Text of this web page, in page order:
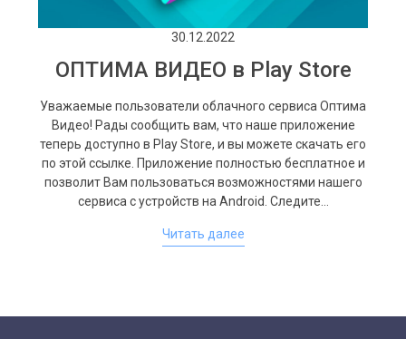
30.12.2022
ОПТИМА ВИДЕО в Play Store
Уважаемые пользователи облачного сервиса Оптима
Видео! Рады сообщить вам, что наше приложение
теперь доступно в Play Store, и вы можете скачать его
по этой ссылке. Приложение полностью бесплатное и
позволит Вам пользоваться возможностями нашего
сервиса с устройств на Android. Следите…
Читать далее